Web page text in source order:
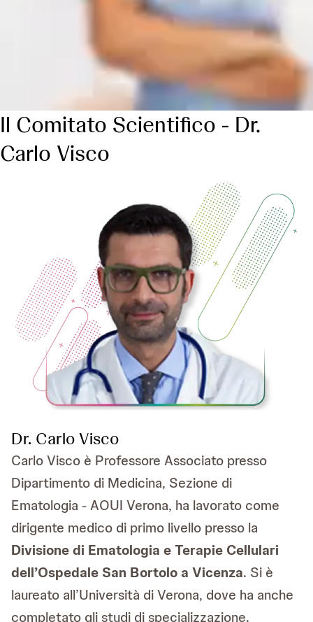
Il Comitato Scientifico - Dr.
Carlo Visco
Dr. Carlo Visco
Carlo Visco è Professore Associato presso
Dipartimento di Medicina, Sezione di
Ematologia - AOUI Verona, ha lavorato come
dirigente medico di primo livello presso la
Divisione di Ematologia e Terapie Cellulari
dell’Ospedale San Bortolo a Vicenza. Si è
laureato all’Università di Verona, dove ha anche
completato gli studi di specializzazione.